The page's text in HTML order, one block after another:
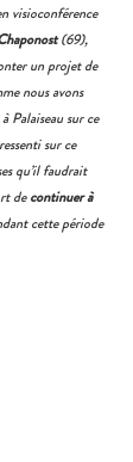
visioconférence
(69),
un projet de
nous avons
Palaiseau sur ce
sur ce
qu’il faudrait
de continuer à
cette période